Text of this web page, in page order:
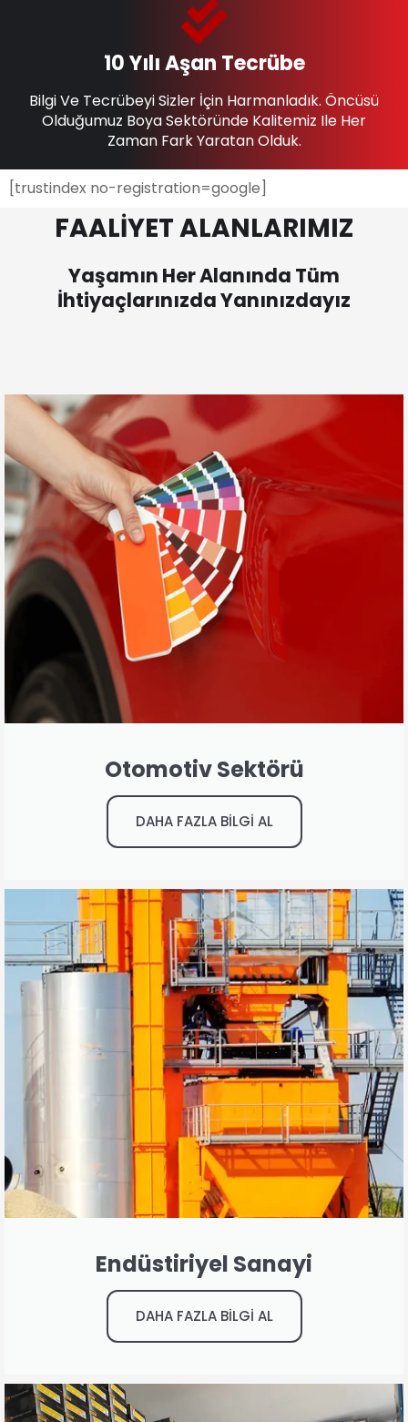
10 Yılı Aşan Tecrübe
Bilgi Ve Tecrübeyi Sizler İçin Harmanladık. Öncüsü
Olduğumuz Boya Sektöründe Kalitemiz Ile Her
Zaman Fark Yaratan Olduk.
[trustindex no-registration=google]
FAALİYET ALANLARIMIZ
Yaşamın Her Alanında Tüm
İhtiyaçlarınızda Yanınızdayız
Otomotiv Sektörü
DAHA FAZLA BİLGİ AL
Endüstiriyel Sanayi
DAHA FAZLA BİLGİ AL